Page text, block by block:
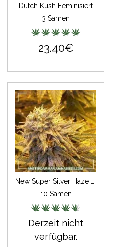
Dutch Kush Feminisiert
3 Samen
23.40€
10 Samen
Derzeit nicht
verfügbar.